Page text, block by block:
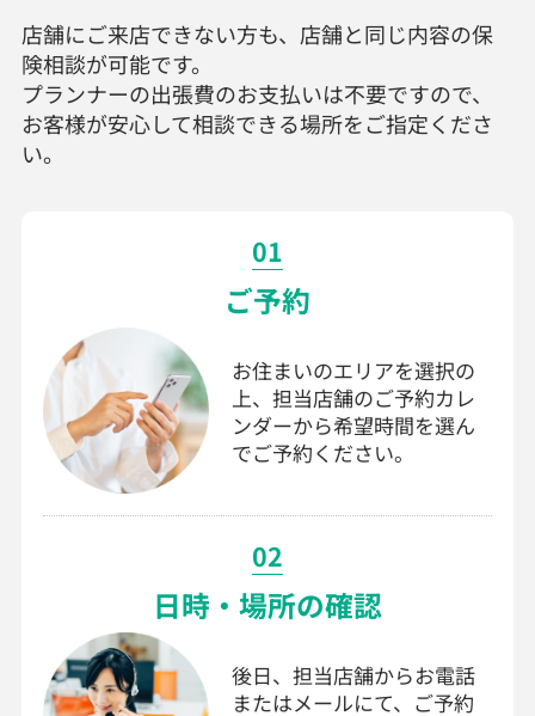
店舗にご来店できない方も、店舗と同じ内容の保
険相談が可能です。
プランナーの出張費のお支払いは不要ですので、
お客様が安心して相談できる場所をご指定くださ
い。
01
ご予約
お住まいのエリアを選択の
上、担当店舗のご予約カレ
ンダーから希望時間を選ん
でご予約ください。
02
日時・場所の確認
後日、担当店舗からお電話
またはメールにて、ご予約